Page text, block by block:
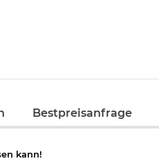
Bestpreisanfrage
kann!